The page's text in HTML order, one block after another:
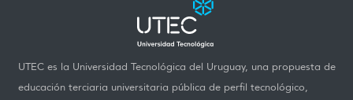
UTEC es la Universidad Tecnológica del Uruguay, una propuesta de
educación terciaria universitaria pública de perfil tecnológico,